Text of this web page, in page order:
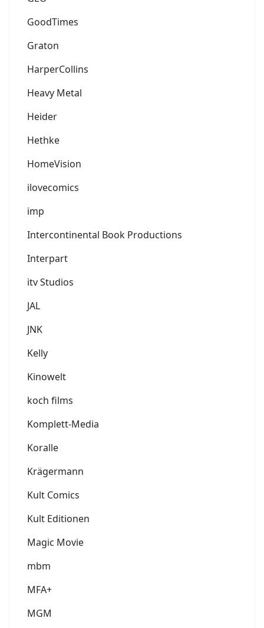
GoodTimes
Graton
HarperCollins
Heavy Metal
Heider
Hethke
HomeVision
ilovecomics
imp
Intercontinental Book Productions
Interpart
itv Studios
JAL
JNK
Kelly
Kinowelt
koch films
Komplett-Media
Koralle
Krägermann
Kult Comics
Kult Editionen
Magic Movie
mbm
MFA+
MGM